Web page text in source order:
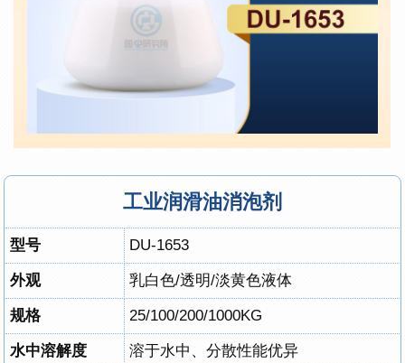
工业润滑油消泡剂
型号 DU-1653
外观 乳白色/透明/淡黄色液体
规格 25/100/200/1000KG
水中溶解度 溶于水中、分散性能优异